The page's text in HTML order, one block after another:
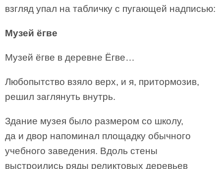
взгляд упал на табличку с пугающей надписью:
Музей ёгве
Музей ёгве в деревне Ёгве…
Любопытство взяло верх, и я, притормозив,
решил заглянуть внутрь.
Здание музея было размером со школу,
да и двор напоминал площадку обычного
учебного заведения. Вдоль стены
выстроились ряды реликтовых деревьев